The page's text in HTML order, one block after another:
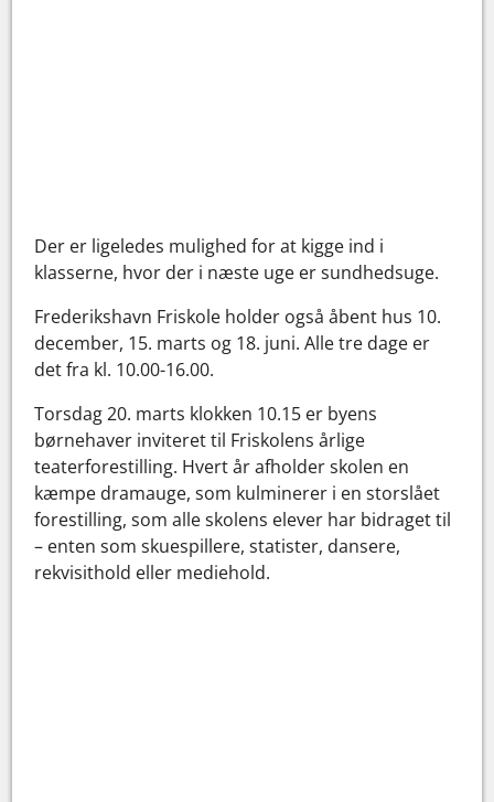
Der er ligeledes mulighed for at kigge ind i
klasserne, hvor der i næste uge er sundhedsuge.
Frederikshavn Friskole holder også åbent hus 10.
december, 15. marts og 18. juni. Alle tre dage er
det fra kl. 10.00-16.00.
Torsdag 20. marts klokken 10.15 er byens
børnehaver inviteret til Friskolens årlige
teaterforestilling. Hvert år afholder skolen en
kæmpe dramauge, som kulminerer i en storslået
forestilling, som alle skolens elever har bidraget til
– enten som skuespillere, statister, dansere,
rekvisithold eller mediehold.